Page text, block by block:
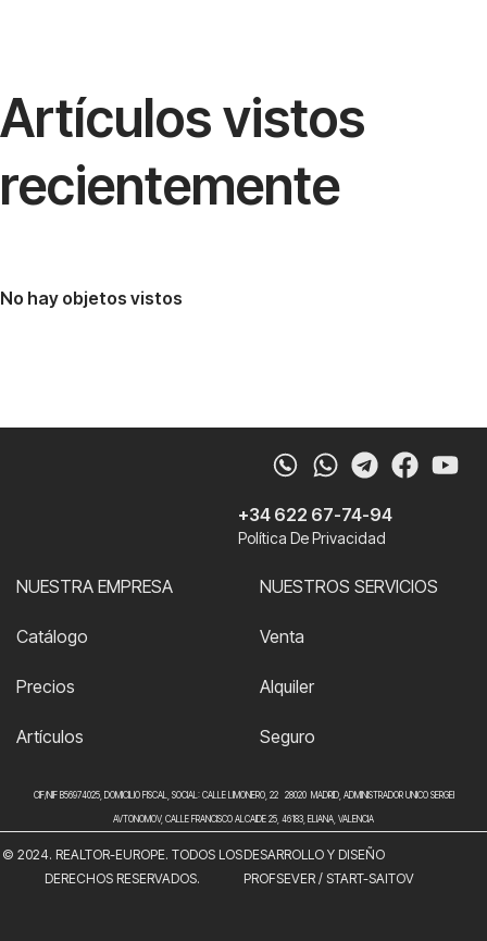
Artículos vistos
recientemente
No hay objetos vistos
Whatsapp
Telegram
+34 622 67-74-94
Política De Privacidad
NUESTRA EMPRESA
Catálogo
Precios
Artículos
NUESTROS SERVICIOS
Venta
Alquiler
Seguro
CIF/NIF B56974025, DOMICILIO FISCAL, SOCIAL: CALLE LIMONERO, 22 28020 MADRID, ADMINISTRADOR UNICO SERGEI
AVTONOMOV, CALLE FRANCISCO ALCAIDE 25, 46183, ELIANA, VALENCIA
© 2024. REALTOR-EUROPE. TODOS LOS
DERECHOS RESERVADOS.
DESARROLLO Y DISEÑO
PROFSEVER / START-SAITOV